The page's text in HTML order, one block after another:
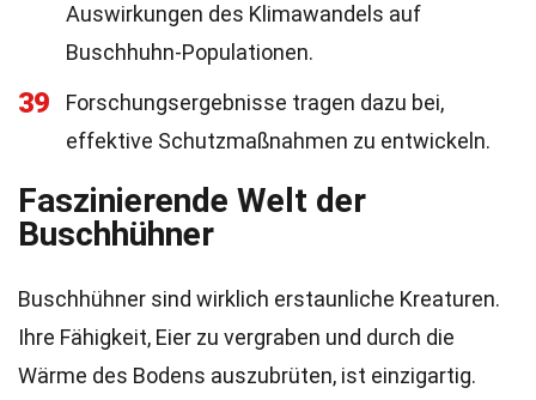
Auswirkungen des Klimawandels auf
Buschhuhn-Populationen.
39
Forschungsergebnisse tragen dazu bei,
effektive Schutzmaßnahmen zu entwickeln.
Faszinierende Welt der
Buschhühner
Buschhühner sind wirklich erstaunliche Kreaturen.
Ihre Fähigkeit, Eier zu vergraben und durch die
Wärme des Bodens auszubrüten, ist einzigartig.